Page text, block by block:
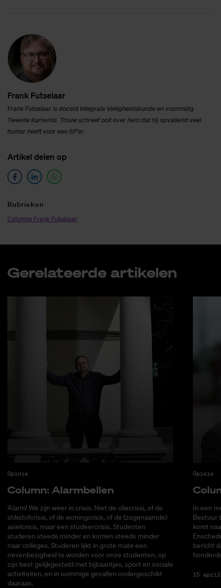
Frank Fut­se­laar
Frank Futselaar is docent Integrale Veiligheidskundeen voormalig
Tweede Kamerlid. Trouw schreef ooit over hem dat hij opvallend veel
humor heeft voor een SP’er.
Ar­ti­kel de­len op
Ru­brie­ken
Columns Frank Futselaar
Ge­re­la­teer­de ar­ti­ke­len
Opinie
Co­lumn: Alarm­bel­len
Alarm! We zijn weer in crisis. Niet de oliecrisis, of de
stikstofcrisis, of de woningcrisis, of de (zogenaamde)
asielcrisis, maar een studeercrisis. Studenten
studeren steeds minder en komen steeds minder
naar colleges. Studeren lijkt in grote mate een
nevenbezigheid te worden voor onze studenten, op
zijn best gelijkgesteld met bijbaantjes, sport en sociale
activiteiten, en in sommige gevallen ondergeschikt
daaraan.
Opinie
In een
Bestuur
komt
bericht
15 april